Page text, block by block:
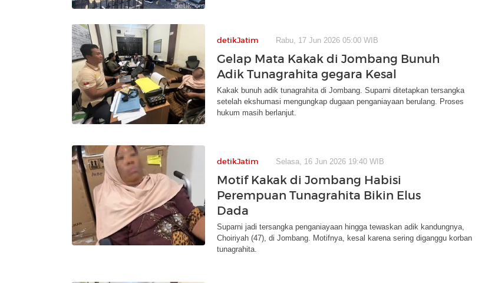
detikJatim Rabu, 17 Jun 2026 05:00 WIB
Gelap Mata Kakak di Jombang Bunuh
Adik Tunagrahita gegara Kesal
Kakak bunuh adik tunagrahita di Jombang. Suparni ditetapkan tersangka
setelah ekshumasi mengungkap dugaan penganiayaan berulang. Proses
hukum masih berlanjut.
detikJatim Selasa, 16 Jun 2026 19:40 WIB
Motif Kakak di Jombang Habisi
Perempuan Tunagrahita Bikin Elus
Dada
Suparni jadi tersangka penganiayaan hingga tewaskan adik kandungnya,
Choiriyah (47), di Jombang. Motifnya, kesal karena sering diganggu korban
tunagrahita.